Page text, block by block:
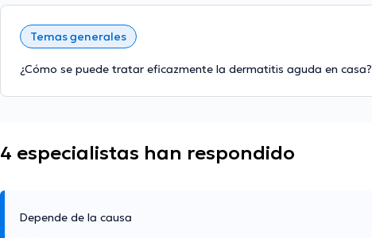
Temas generales
¿Cómo se puede tratar eficazmente la dermatitis aguda en casa?
4 especialistas han respondido
Depende de la causa